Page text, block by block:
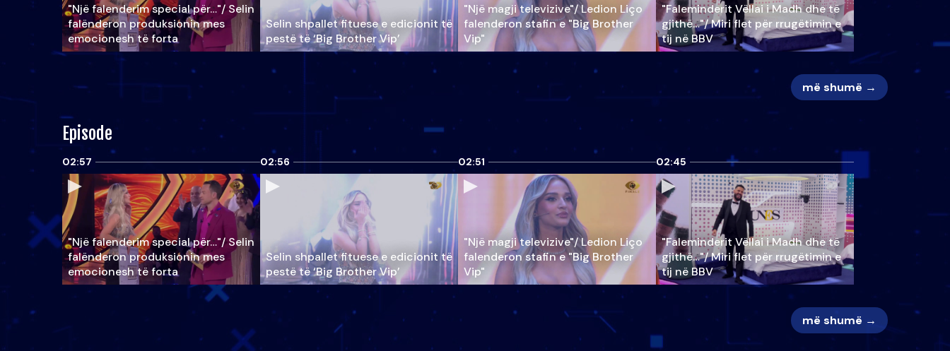
"Një falenderim special për…"/ Selin
falënderon produksionin mes
emocionesh të forta
Selin shpallet fituese e edicionit të
pestë të ‘Big Brother Vip’
"Një magji televizive"/ Ledion Liço
falenderon stafin e "Big Brother
Vip"
"Faleminderit Vëllai i Madh dhe të
gjithë…"/ Miri flet për rrugëtimin e
tij në BBV
më shumë →
Episode
02:57
"Një falenderim special për…"/ Selin
falënderon produksionin mes
emocionesh të forta
02:56
Selin shpallet fituese e edicionit të
pestë të ‘Big Brother Vip’
02:51
"Një magji televizive"/ Ledion Liço
falenderon stafin e "Big Brother
Vip"
02:45
"Faleminderit Vëllai i Madh dhe të
gjithë…"/ Miri flet për rrugëtimin e
tij në BBV
më shumë →